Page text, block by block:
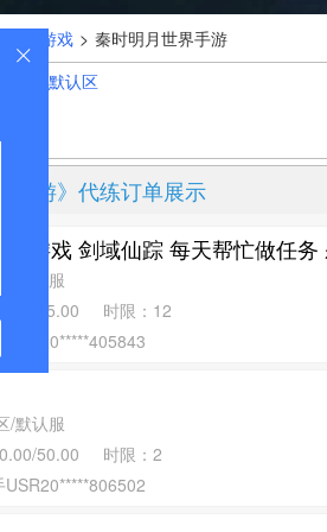
全部游戏 > 秦时明月世界手游
默认区
手游》代练订单展示
序游戏 剑域仙踪 每天帮忙做任务
/默认服
25.00/25.00 时限： 12
/默认服
50.00 时限：2
USR20*****806502